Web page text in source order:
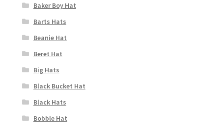
Baker Boy Hat
Barts Hats
Beanie Hat
Beret Hat
Big Hats
Black Bucket Hat
Black Hats
Bobble Hat